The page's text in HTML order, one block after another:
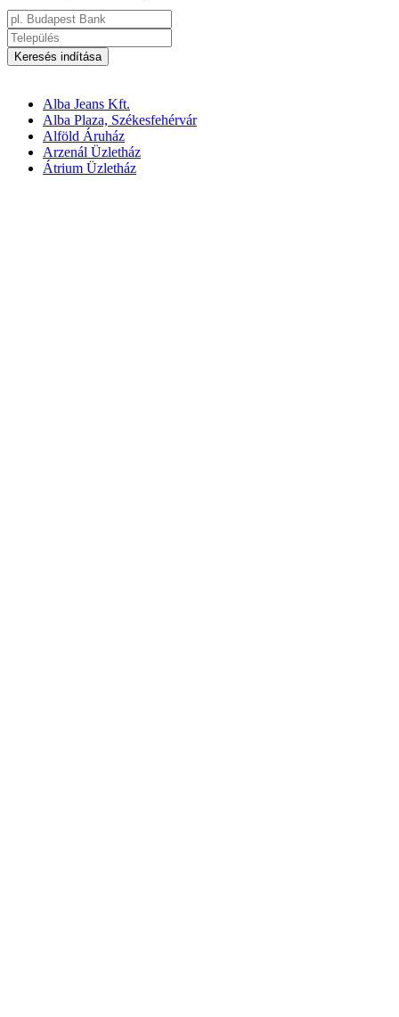
Keresés indítása
Alba Jeans Kft.
Alba Plaza, Székesfehérvár
Alföld Áruház
Arzenál Üzletház
Átrium Üzletház